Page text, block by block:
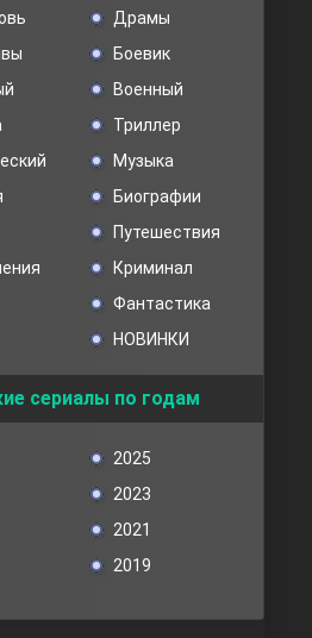
Драмы
Боевик
Военный
Триллер
Музыка
Биографии
Путешествия
Криминал
Фантастика
НОВИНКИ
сериалы по годам
2025
2023
2021
2019